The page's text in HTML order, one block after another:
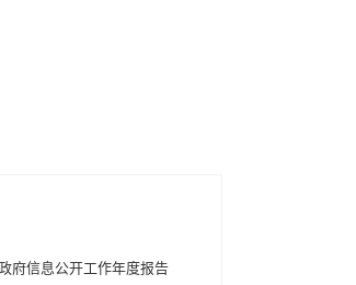
府信息公开工作年度报告